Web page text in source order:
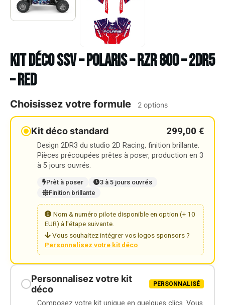
Kit déco SSV – POLARIS – RZR 800 – 2DR5
– RED
Choisissez votre formule 2 options
Kit déco standard 299,00 €
Design 2DR3 du studio 2D Racing, finition brillante.
Pièces précoupées prêtes à poser, production en 3
à 5 jours ouvrés.
Prêt à poser
3 à 5 jours ouvrés
Finition brillante
Nom & numéro pilote disponible en option (+ 10
EUR) à l'étape suivante.
Vous souhaitez intégrer vos logos sponsors ?
Personnalisez votre kit déco
Personnalisez votre kit
déco
PERSONNALISÉ